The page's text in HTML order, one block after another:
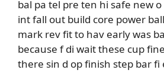
bal pa tel pre ten hi safe new
int fall out build core power
mark rev fit to hav early was
because f di wait these cup
there sin d op finish step bar